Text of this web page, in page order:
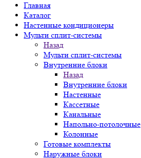
Главная
Каталог
Настенные кондиционеры
Мульти сплит-системы
Назад
Мульти сплит-системы
Внутренние блоки
Назад
Внутренние блоки
Настенные
Кассетные
Канальные
Напольно-потолочные
Колонные
Готовые комплекты
Наружные блоки